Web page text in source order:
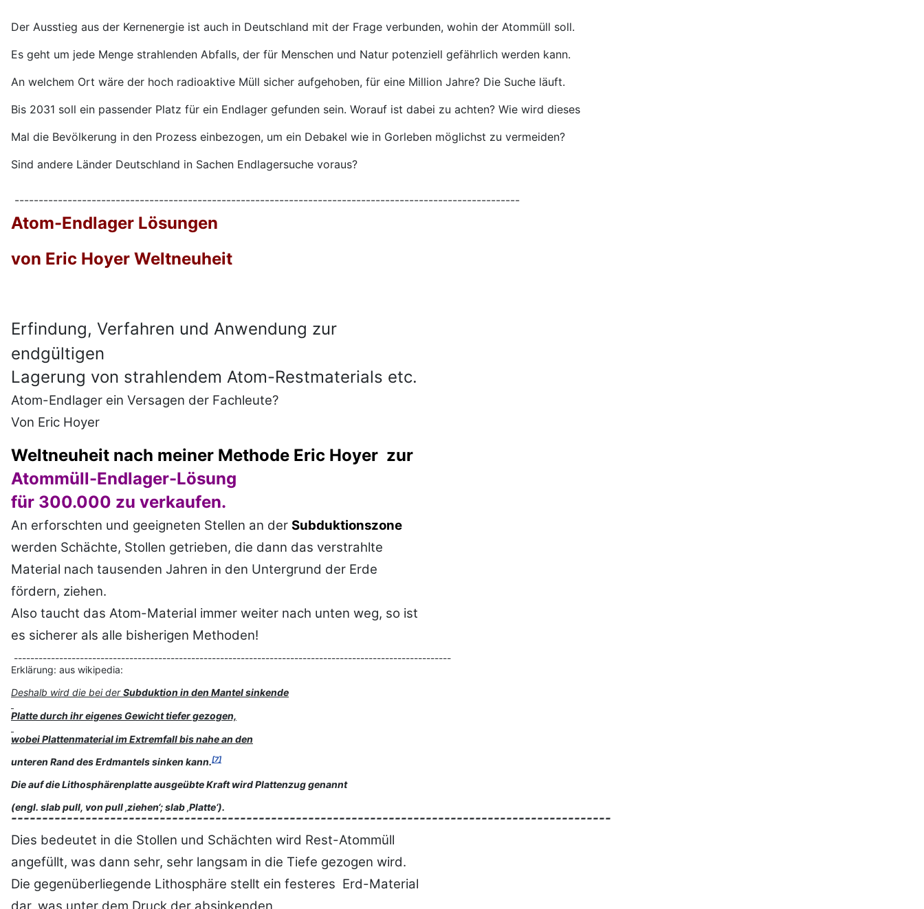
Der Ausstieg aus der Kernenergie ist auch in Deutschland mit der Frage verbunden, wohin der Atommüll soll.
Es geht um jede Menge strahlenden Abfalls, der für Menschen und Natur potenziell gefährlich werden kann.
An welchem Ort wäre der hoch radioaktive Müll sicher aufgehoben, für eine Million Jahre? Die Suche läuft.
Bis 2031 soll ein passender Platz für ein Endlager gefunden sein. Worauf ist dabei zu achten? Wie wird dieses
Mal die Bevölkerung in den Prozess einbezogen, um ein Debakel wie in Gorleben möglichst zu vermeiden?
Sind andere Länder Deutschland in Sachen Endlagersuche voraus?
---------------------------------------------------------------------------------------------------------
Atom-Endlager Lösungen
von Eric Hoyer Weltneuheit
Erfindung, Verfahren und Anwendung zur
endgültigen
Lagerung von strahlendem Atom-Restmaterials etc.
Atom-Endlager ein Versagen der Fachleute?
Von Eric Hoyer
Weltneuheit nach meiner Methode Eric Hoyer zur
Atommüll-Endlager-Lösung
für 300.000 zu verkaufen.
An erforschten und geeigneten Stellen an der Subduktionszone
werden Schächte, Stollen getrieben, die dann das verstrahlte
Material nach tausenden Jahren in den Untergrund der Erde
fördern, ziehen.
Also taucht das Atom-Material immer weiter nach unten weg, so ist
es sicherer als alle bisherigen Methoden!
----------------------------------------------------------------------------------------------------------
Erklärung: aus wikipedia:
Deshalb wird die bei derSubduktion in den Mantel sinkende
Platte durch ihr eigenes Gewicht tiefer gezogen,
wobei Plattenmaterial im Extremfall bis nahe an den
unteren Rand des Erdmantels sinken kann.[7]
Die auf die Lithosphärenplatte ausgeübte Kraft wird Plattenzug genannt
(engl. slab pull, von pull ‚ziehen‘; slab ‚Platte‘).
-------------------------------------------------------------------------------------------------
Dies bedeutet in die Stollen und Schächten wird Rest-Atommüll
angefüllt, was dann sehr, sehr langsam in die Tiefe gezogen wird.
Die gegenüberliegende Lithosphäre stellt ein festeres Erd-Material